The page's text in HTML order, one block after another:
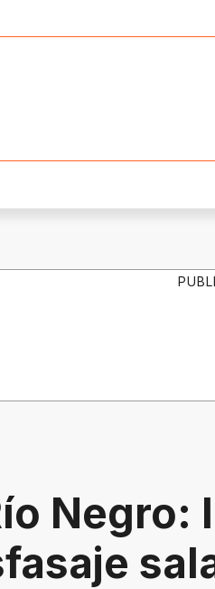
Negro: